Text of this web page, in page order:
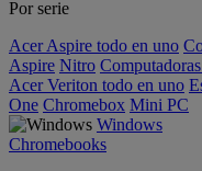
Por serie
Acer Aspire todo en uno
Aspire Nitro
Acer Veriton todo en uno
One Chromebox Mini PC
Windows
Chromebooks